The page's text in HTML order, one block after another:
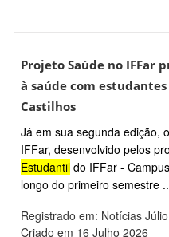
Projeto Saúde no IFFar
à saúde com
Castilhos
Já em sua segunda edição,
IFFar, desenvolvido pelos
Estudantil do IFFar -
longo do primeiro semestre
Registrado em: Notícias
Criado em 16 Julho 2026